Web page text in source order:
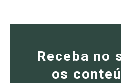
Receba no
os